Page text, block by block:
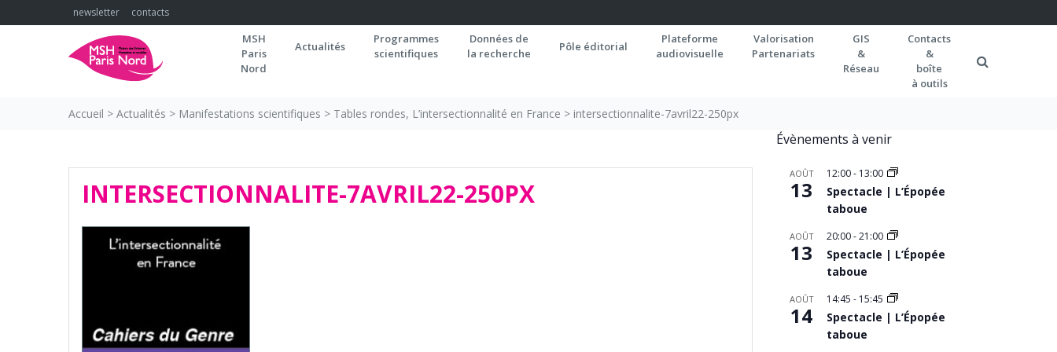
to
newsletter contacts
MSH
Paris
Nord
Actualités
Programmes
scientifiques
Données de
la recherche
Pôle éditorial
Plateforme
audiovisuelle
Valorisation
Partenariats
GIS
&
Réseau
Contacts
&
boîte
à outils
Accueil > Actualités > Manifestations scientifiques > Tables rondes, L’intersectionnalité en France > intersectionnalite-7avril22-250px
INTERSECTIONNALITE-7AVRIL22-250PX
Évènements à venir
AOÛT
13
12:00- 13:00
Spectacle | L’Épopée
taboue
AOÛT
13
20:00-21:00
Spectacle | L’Épopée
taboue
AOÛT
14
14:45 - 15:45
Spectacle | L’Épopée
taboue